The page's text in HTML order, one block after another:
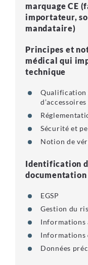
marquage CE
importateur,
mandataire)
Principes et
médical qui
technique
Qualification
Sécurité et
Notion de
Identification
EGSP
Gestion du
Informations
Informations
Données